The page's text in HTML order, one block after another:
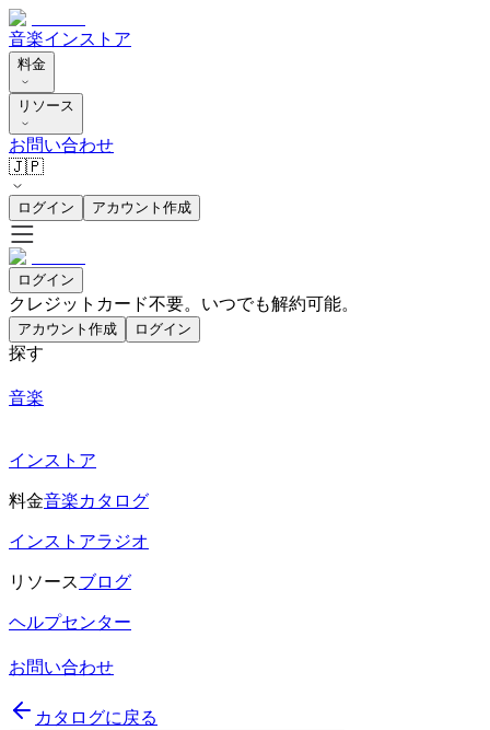
音楽インストア
料金
リソース
お問い合わせ
🇯🇵
ログイン アカウント作成
ログイン
クレジットカード不要。いつでも解約可能。
アカウント作成 ログイン
探す
音楽
インストア
料金音楽カタログ
インストアラジオ
リソースブログ
ヘルプセンター
お問い合わせ
カタログに戻る